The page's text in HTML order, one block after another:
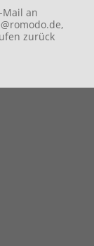
Mail an
,
zurück